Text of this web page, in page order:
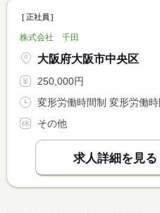
正社員
株式会社 千田
大阪府大阪市中央区
250,000円
その他
求人詳細を見る